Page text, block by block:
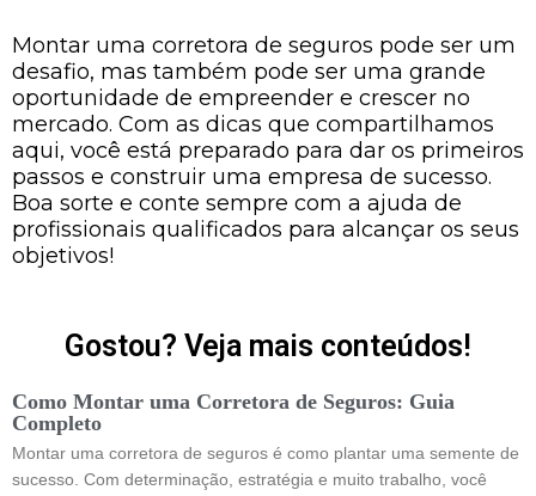
Montar uma corretora de seguros pode ser um
desafio, mas também pode ser uma grande
oportunidade de empreender e crescer no
mercado. Com as dicas que compartilhamos
aqui, você está preparado para dar os primeiros
passos e construir uma empresa de sucesso.
Boa sorte e conte sempre com a ajuda de
profissionais qualificados para alcançar os seus
objetivos!
Gostou? Veja mais conteúdos!
Como Montar uma Corretora de Seguros: Guia
Completo
Montar uma corretora de seguros é como plantar uma semente de
sucesso. Com determinação, estratégia e muito trabalho, você